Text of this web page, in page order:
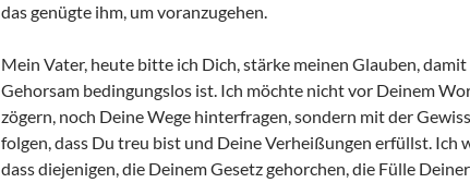
das genügte ihm, um voranzugehen.
Mein Vater, heute bitte ich Dich, stärke meinen Glauben, damit
Gehorsam bedingungslos ist. Ich möchte nicht vor Deinem
zögern, noch Deine Wege hinterfragen, sondern mit der
folgen, dass Du treu bist und Deine Verheißungen erfüllst. Ich
dass diejenigen, die Deinem Gesetz gehorchen, die Fülle Deiner